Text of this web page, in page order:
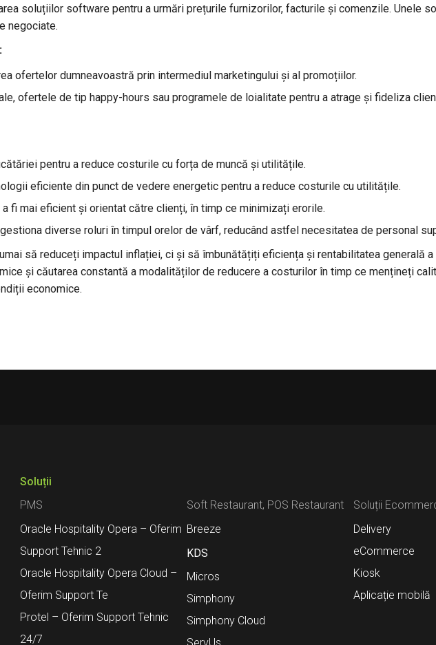
soluțiilor software pentru a urmări prețurile furnizorilor, facturile și comenzile. Unele
negociate.
ofertelor dumneavoastră prin intermediul marketingului și al promoțiilor.
ofertele de tip happy-hours sau programele de loialitate pentru a atrage și fideliza
pentru a reduce costurile cu forța de muncă și utilitățile.
eficiente din punct de vedere energetic pentru a reduce costurile cu utilitățile.
fi mai eficient și orientat către clienți, în timp ce minimizați erorile.
diverse roluri în timpul orelor de vârf, reducând astfel necesitatea de personal
să reduceți impactul inflației, ci și să îmbunătățiți eficiența și rentabilitatea generală
și căutarea constantă a modalităților de reducere a costurilor în timp ce mențineți
economice.
Soluții
PMS
Oracle Hospitality Opera – Oferim
Support Tehnic 2
Oracle Hospitality Opera Cloud –
Oferim Support Te
Protel – Oferim Support Tehnic
24/7
Soft Restaurant, POS Restaurant
Breeze
KDS
Micros
Simphony
Simphony Cloud
Soluții
Delivery
eCommerce
Kiosk
Aplicație mobilă